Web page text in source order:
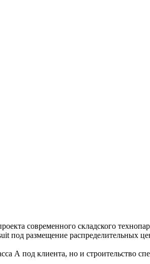
современного складского
под размещение распределительных
А под клиента, но и строительство